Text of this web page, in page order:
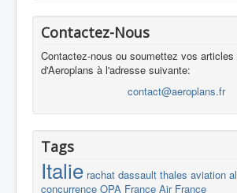
Contactez-Nous
Contactez-nous ou soumettez vos
d'Aeroplans à l'adresse suivante:
contact@aeroplans.fr
Tags
Italie rachat dassault thales aviation
concurrence OPA France Air France